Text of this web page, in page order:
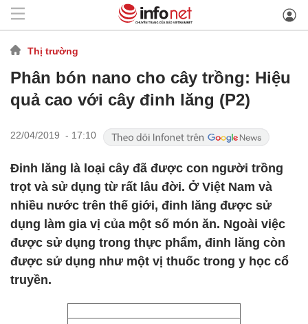
Thị trường
Phân bón nano cho cây trồng: Hiệu
quả cao với cây đinh lăng (P2)
22/04/2019 - 17:10
Đinh lăng là loại cây đã được con người trồng
trọt và sử dụng từ rất lâu đời. Ở Việt Nam và
nhiều nước trên thế giới, đinh lăng được sử
dụng làm gia vị của một số món ăn. Ngoài việc
được sử dụng trong thực phẩm, đinh lăng còn
được sử dụng như một vị thuốc trong y học cổ
truyền.